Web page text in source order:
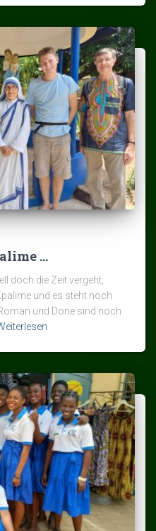
…
doch die Zeit vergeht,
und es steht noch
und Done sind noch